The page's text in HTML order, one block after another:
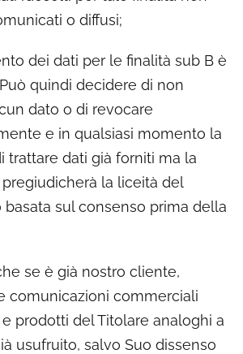
o diffusi;
dei dati per le finalità sub B è
quindi decidere di non
dato o di revocare
e in qualsiasi momento la
trattare dati già forniti ma la
la liceità del
sul consenso prima della
se è già nostro cliente,
comunicazioni commerciali
prodotti del Titolare analoghi a
usufruito, salvo Suo dissenso